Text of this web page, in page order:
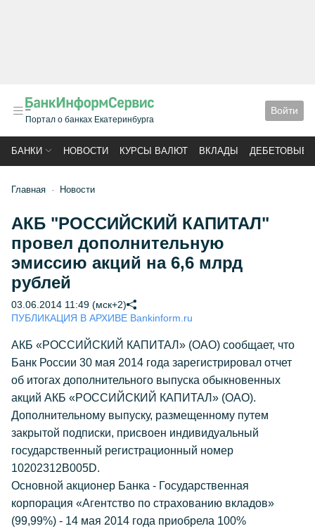
Портал о банках Екатеринбурга
Войти
БАНКИ НОВОСТИ КУРСЫ ВАЛЮТ ВКЛАДЫ ДЕБЕТОВЫЕ
Главная Новости
АКБ "РОССИЙСКИЙ КАПИТАЛ"
провел дополнительную
эмиссию акций на 6,6 млрд
рублей
03.06.2014 11:49 (мск+2)
ПУБЛИКАЦИЯ В АРХИВЕ Bankinform.ru
АКБ «РОССИЙСКИЙ КАПИТАЛ» (ОАО) сообщает, что
Банк России 30 мая 2014 года зарегистрировал отчет
об итогах дополнительного выпуска обыкновенных
акций АКБ «РОССИЙСКИЙ КАПИТАЛ» (ОАО).
Дополнительному выпуску, размещенному путем
закрытой подписки, присвоен индивидуальный
государственный регистрационный номер
10202312В005D.
Основной акционер Банка - Государственная
корпорация «Агентство по страхованию вкладов»
(99,99%) - 14 мая 2014 года приобрела 100%